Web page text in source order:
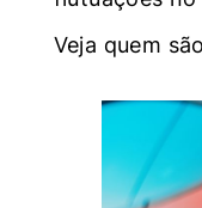
Veja quem